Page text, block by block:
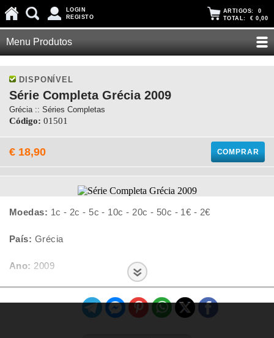
LOGIN
REGISTO
ARTIGOS: 0
TOTAL: € 0,00
Menu Produtos
DISPONÍVEL
Série Completa Grécia 2009
Grécia :: Séries Completas
Código: 01501
€ 18,90 COMPRAR
Moedas: 1c - 2c - 5c - 10c - 20c - 50c - 1€ - 2€
País: Grécia
Ano: 2009